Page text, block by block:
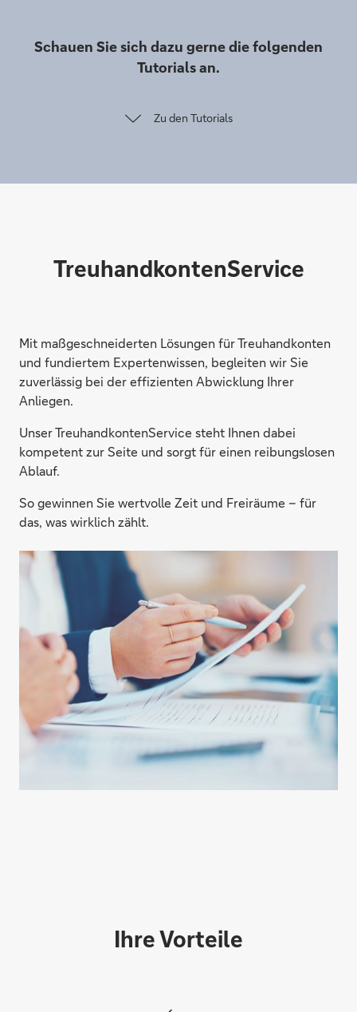
Schauen Sie sich dazu gerne die folgenden
Tutorials an.
Zu den Tutorials
TreuhandkontenService
Mit maßgeschneiderten Lösungen für Treuhandkonten
und fundiertem Expertenwissen, begleiten wir Sie
zuverlässig bei der effizienten Abwicklung Ihrer
Anliegen.
Unser TreuhandkontenService steht Ihnen dabei
kompetent zur Seite und sorgt für einen reibungslosen
Ablauf.
So gewinnen Sie wertvolle Zeit und Freiräume – für
das, was wirklich zählt.
Ihre Vorteile